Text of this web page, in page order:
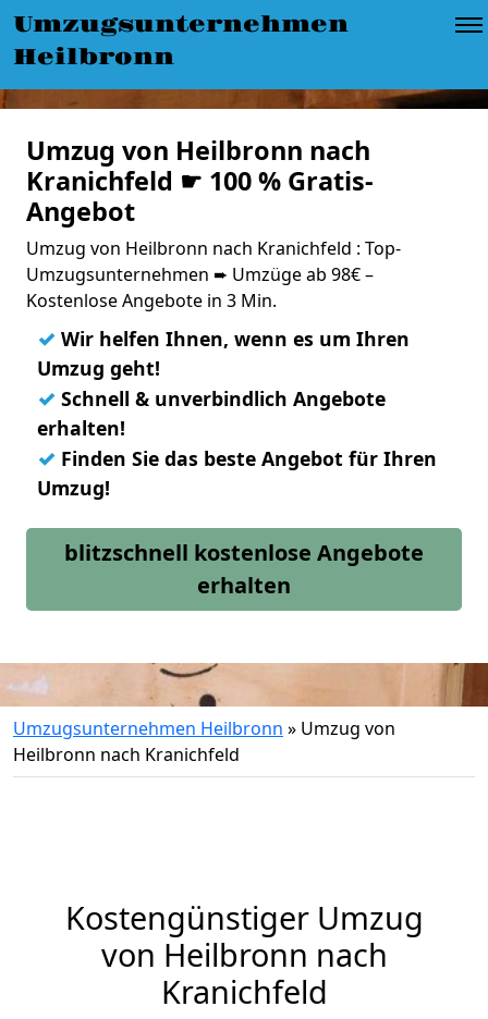
Umzugsunternehmen
Heilbronn
Umzug von Heilbronn nach
Kranichfeld ☛ 100 % Gratis-
Angebot
Umzug von Heilbronn nach Kranichfeld : Top-
Umzugsunternehmen ➨ Umzüge ab 98€ –
Kostenlose Angebote in 3 Min.
✓ Wir helfen Ihnen, wenn es um Ihren
Umzug geht!
✓ Schnell & unverbindlich Angebote
erhalten!
✓ Finden Sie das beste Angebot für Ihren
Umzug!
blitzschnell kostenlose Angebote
erhalten
Umzugsunternehmen Heilbronn » Umzug von
Heilbronn nach Kranichfeld
Kostengünstiger Umzug
von Heilbronn nach
Kranichfeld